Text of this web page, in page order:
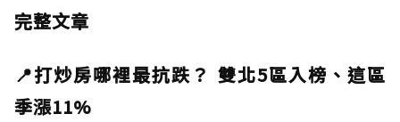
完整文章
📍打炒房哪裡最抗跌？ 雙北5區入榜、這區
季漲11%